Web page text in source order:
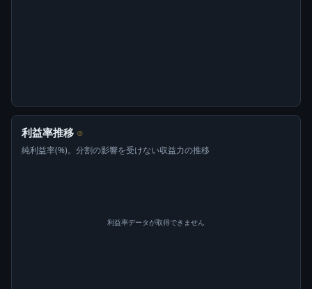
利益率推移 ⊙
純利益率(%)。分割の影響を受けない収益力の推移
利益率データが取得できません